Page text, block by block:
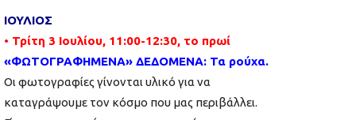
ΙΟΥΛΙΟΣ
• Τρίτη 3 Ιουλίου, 11:00-12:30, το πρωί
«ΦΩΤΟΓΡΑΦΗΜΕΝΑ» ΔΕΔΟΜΕΝΑ: Τα ρούχα.
Οι φωτογραφίες γίνονται υλικό για να
καταγράψουμε τον κόσμο που μας περιβάλλει.